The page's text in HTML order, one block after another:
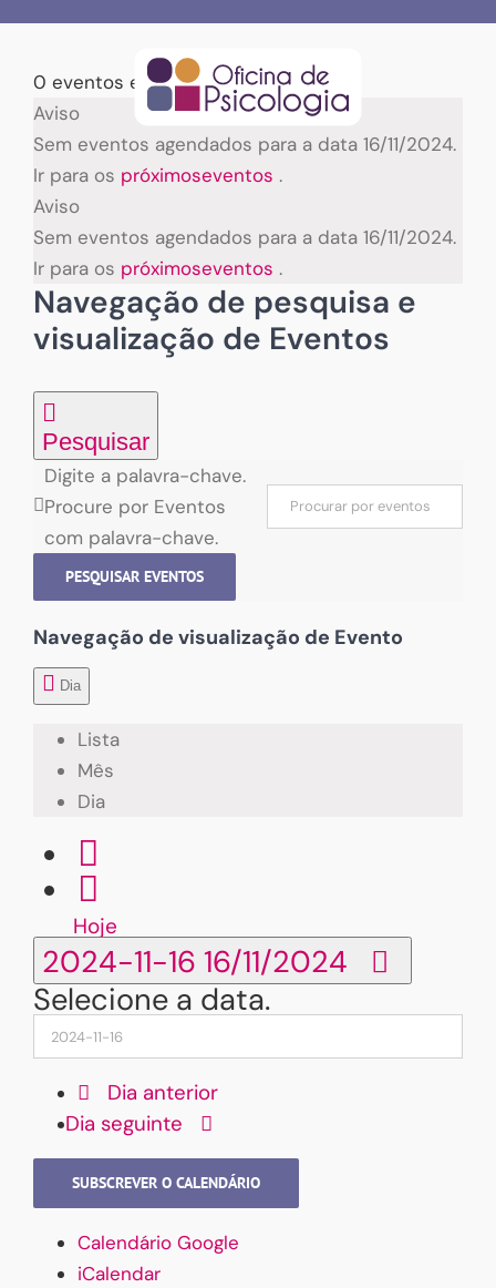
content0 eventos encontrados.
Eventos
for
16/11/2024
Aviso
Sem eventos agendados para a data 16/11/2024.
Ir para os próximoseventos .
Aviso
Sem eventos agendados para a data 16/11/2024.
Ir para os próximoseventos .
Navegação de pesquisa e
visualização de Eventos
Pesquisar
Digite a palavra-chave.
Procure por Eventos
com palavra-chave.
PESQUISAR EVENTOS
Navegação de visualização de Evento
Dia
Lista
Mês
Dia
Hoje
2024-11-16 16/11/2024
Selecione a data.
Dia anterior
Dia seguinte
SUBSCREVER O CALENDÁRIO
Calendário Google
iCalendar